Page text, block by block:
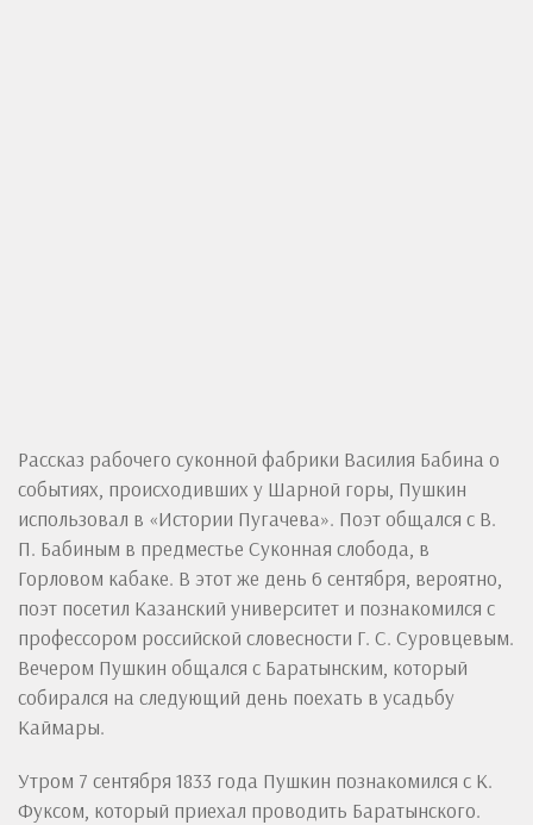
Рассказ рабочего суконной фабрики Василия Бабина о
событиях, происходивших у Шарной горы, Пушкин
использовал в «Истории Пугачева». Поэт общался с В.
П. Бабиным в предместье Суконная слобода, в
Горловом кабаке. В этот же день 6 сентября, вероятно,
поэт посетил Казанский университет и познакомился с
профессором российской словесности Г. С. Суровцевым.
Вечером Пушкин общался с Баратынским, который
собирался на следующий день поехать в усадьбу
Каймары.
Утром 7 сентября 1833 года Пушкин познакомился с К.
Фуксом, который приехал проводить Баратынского.